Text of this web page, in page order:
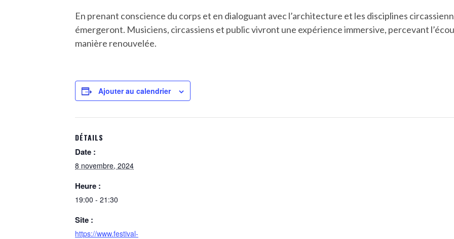
En prenant conscience du corps et en dialoguant avec l’architecture et les disciplines
émergeront. Musiciens, circassiens et public vivront une expérience immersive, percevant
manière renouvelée.
Ajouter au calendrier
DÉTAILS
Date :
8 novembre, 2024
Heure :
19:00 - 21:30
Site :
https://www.festival-